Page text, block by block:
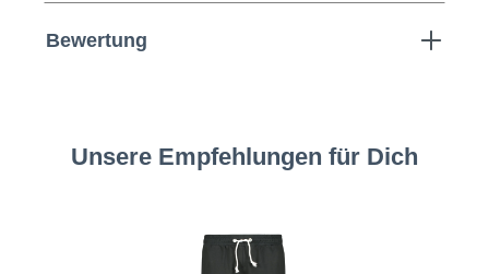
Bewertung
Unsere Empfehlungen für Dich